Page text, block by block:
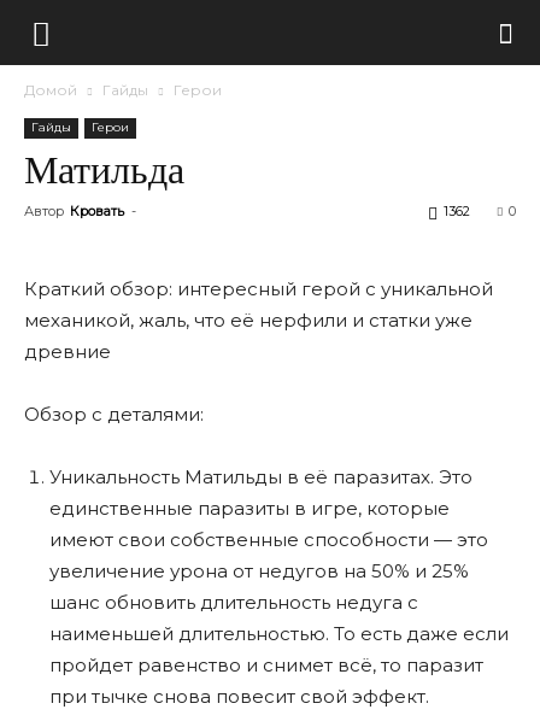
Домой Гайды Герои
Гайды Герои
Матильда
Автор Кровать - 0
1362
Краткий обзор: интересный герой с уникальной
механикой, жаль, что еë нерфили и статки уже
древние
Обзор с деталями:
Уникальность Матильды в еë паразитах. Это
единственные паразиты в игре, которые
имеют свои собственные способности — это
увеличение урона от недугов на 50% и 25%
шанс обновить длительность недуга с
наименьшей длительностью. То есть даже если
пройдет равенство и снимет всë, то паразит
при тычке снова повесит свой эффект.